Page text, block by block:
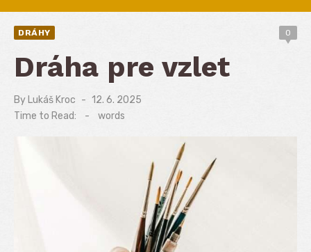
DRÁHY 0
Dráha pre vzlet
By Lukáš Kroc
Posted
on
12. 6. 2025
Time to Read:
- words